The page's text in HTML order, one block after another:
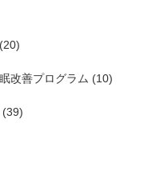
(20)
改善プログラム (10)
(39)